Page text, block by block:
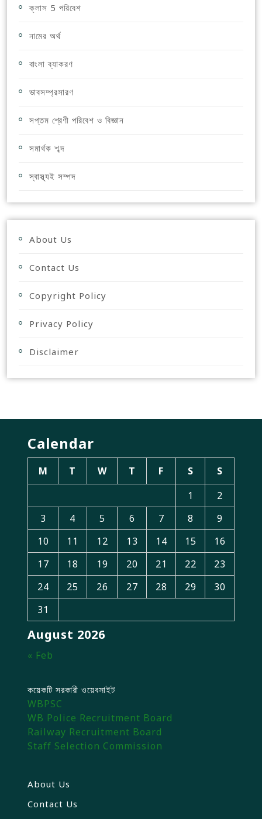
ক্লাস 5 পরিবেশ
নামের অর্থ
বাংলা ব্যাকরণ
ভাবসম্প্রসারণ
সপ্তম শ্রেণী পরিবেশ ও বিজ্ঞান
সমার্থক শব্দ
স্বাস্থ্যই সম্পদ
About Us
Contact Us
Copyright Policy
Privacy Policy
Disclaimer
Calendar
August 2026
M T W T F S
S
1
2
3
4 5 6 7 8
9
10
11 12 13 14 15
16
17
18 19 20 21 22
23
24
25 26 27 28 29
30
31
« Feb
কয়েকটি সরকারী ওয়েবসাইট
WBPSC
WB Police Recruitment Board
Railway Recruitment Board
Staff Selection Commission
About Us
Contact Us